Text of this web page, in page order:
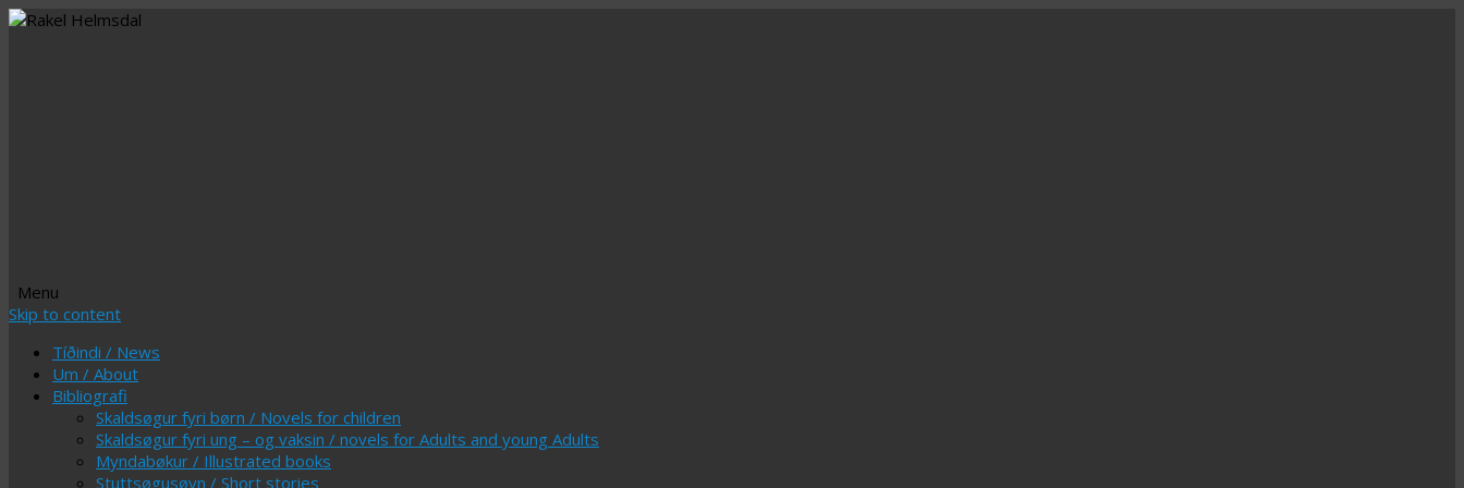
Menu
Skip to content
Tíðindi / News
Um / About
Bibliografi
Skaldsøgur fyri børn / Novels for children
Skaldsøgur fyri ung – og vaksin / novels for Adults and young Adults
Myndabøkur / Illustrated books
Stuttsøgusøvn / Short stories